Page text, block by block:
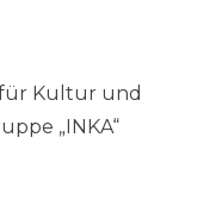
Kultur und
„INKA“